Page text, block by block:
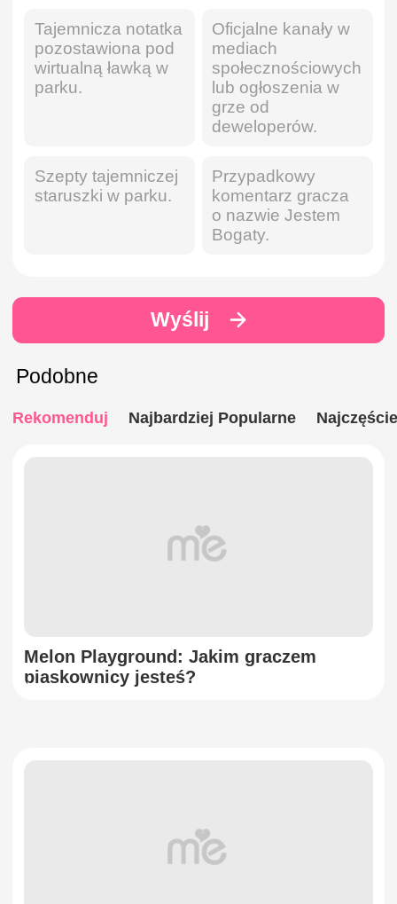
Tajemnicza notatka
pozostawiona pod
wirtualną ławką w
parku.
Oficjalne kanały w
mediach
społecznościowych
lub ogłoszenia w
grze od
deweloperów.
Szepty tajemniczej
staruszki w parku.
Przypadkowy
komentarz gracza
o nazwie Jestem
Bogaty.
Wyślij
Podobne
Rekomenduj Najbardziej Popularne
Melon Playground: Jakim graczem
piaskownicy jesteś?